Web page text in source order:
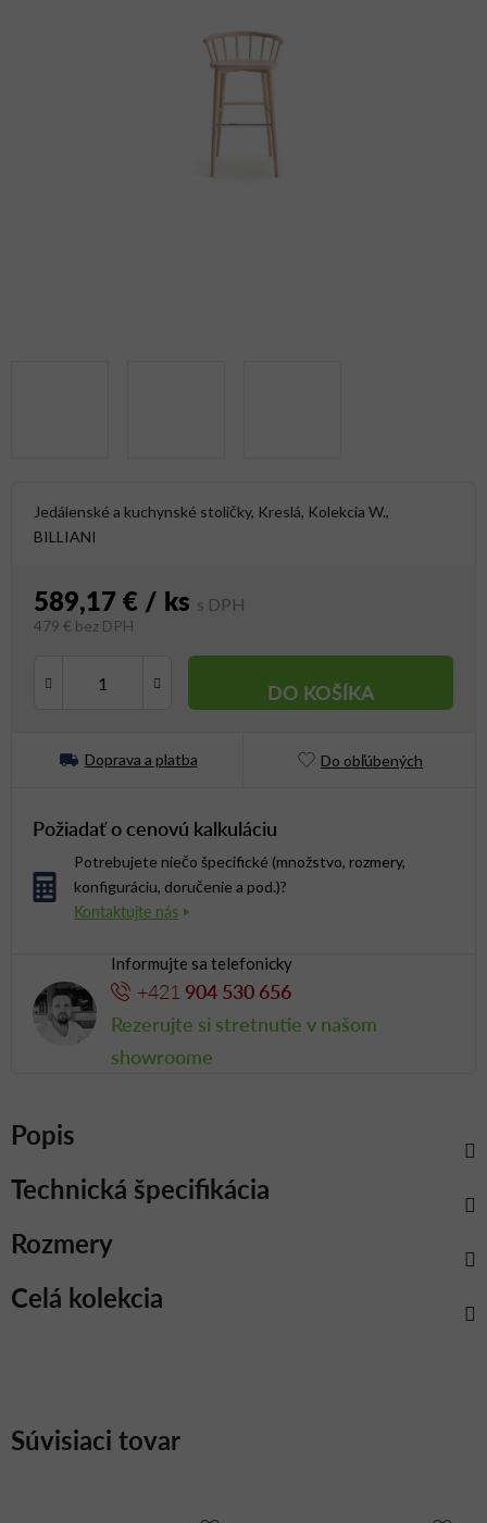
Jedálenské a kuchynské stoličky, Kreslá, Kolekcia W.,
BILLIANI
589,17 € / ks
479 € bez DPH
DO KOŠÍKA
Doprava a platba Do obľúbených
Požiadať o cenovú kalkuláciu
Potrebujete niečo špecifické (množstvo, rozmery,
konfiguráciu, doručenie a pod.)?
Informujte sa telefonicky
+421 904 530 656
Rezerujte si stretnutie v našom
showroome
Popis
Celá kolekcia
Rozmery
Technická špecifikácia
Súvisiaci tovar